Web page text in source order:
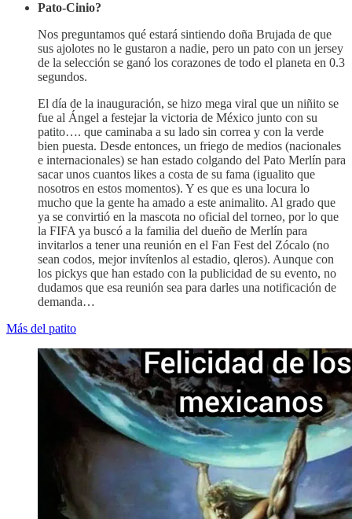
Pato-Cinio?
Nos preguntamos qué estará sintiendo doña Brujada de que
sus ajolotes no le gustaron a nadie, pero un pato con un jersey
de la selección se ganó los corazones de todo el planeta en 0.3
segundos.
El día de la inauguración, se hizo mega viral que un niñito se
fue al Ángel a festejar la victoria de México junto con su
patito…. que caminaba a su lado sin correa y con la verde
bien puesta. Desde entonces, un friego de medios (nacionales
e internacionales) se han estado colgando del Pato Merlín para
sacar unos cuantos likes a costa de su fama (igualito que
nosotros en estos momentos). Y es que es una locura lo
mucho que la gente ha amado a este animalito. Al grado que
ya se convirtió en la mascota no oficial del torneo, por lo que
la FIFA ya buscó a la familia del dueño de Merlín para
invitarlos a tener una reunión en el Fan Fest del Zócalo (no
sean codos, mejor invítenlos al estadio, qleros). Aunque con
los pickys que han estado con la publicidad de su evento, no
dudamos que esa reunión sea para darles una notificación de
demanda…
Más del patito